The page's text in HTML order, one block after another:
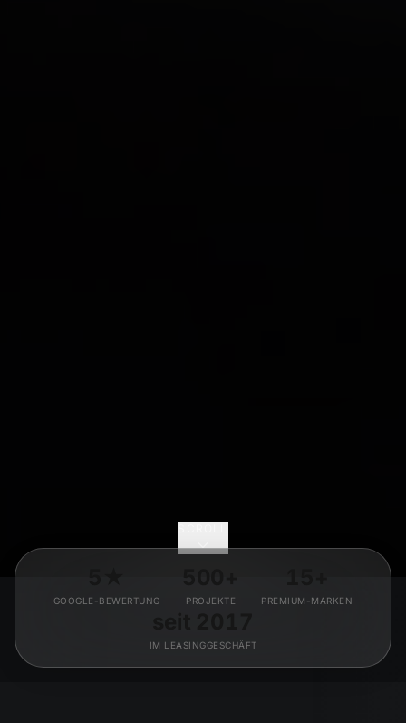
GOOGLE-BEWERTUNG PROJEKTE PREMIUM-MARKEN
IM LEASINGGESCHÄFT